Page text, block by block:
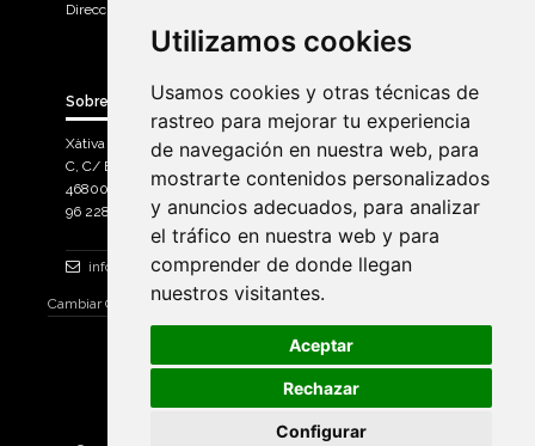
Utilizamos cookies
Usamos cookies y otras técnicas de
rastreo para mejorar tu experiencia
de navegación en nuestra web, para
mostrarte contenidos personalizados
y anuncios adecuados, para analizar
el tráfico en nuestra web y para
comprender de donde llegan
nuestros visitantes.
Aceptar
Rechazar
Configurar
Utilizamos cookies
Usamos cookies y otras técnicas de
rastreo para mejorar tu experiencia
de navegación en nuestra web, para
mostrarte contenidos personalizados
y anuncios adecuados, para analizar
el tráfico en nuestra web y para
comprender de donde llegan
nuestros visitantes.
Aceptar
Rechazar
Configurar
Direcciones
Historial de
Sobre Bicicletas Sanchis
Xàtiva Polígon Industrial
C, C/ Braçal del Roncador nave 10. >
46800, Xàtiva.
96 228 71 23
info@bicicletassanchis.com
Cambiar Consentimiento de Cookies